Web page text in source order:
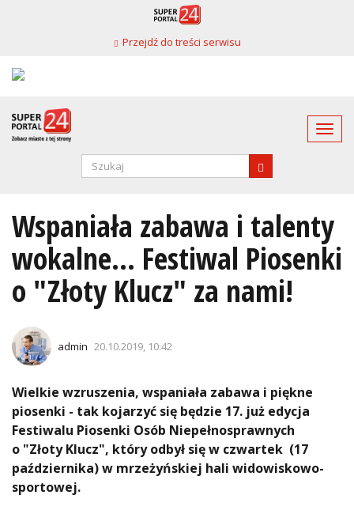
Przejdź do treści serwisu
Formularz
Wspaniała zabawa i talenty
wokalne... Festiwal Piosenki
o "Złoty Klucz" za nami!
admin 20.10.2019, 10:42
Wielkie wzruszenia, wspaniała zabawa i piękne
piosenki - tak kojarzyć się będzie 17. już edycja
Festiwalu Piosenki Osób Niepełnosprawnych
o "Złoty Klucz", który odbył się w czwartek (17
października) w mrzeżyńskiej hali widowiskowo-
sportowej.